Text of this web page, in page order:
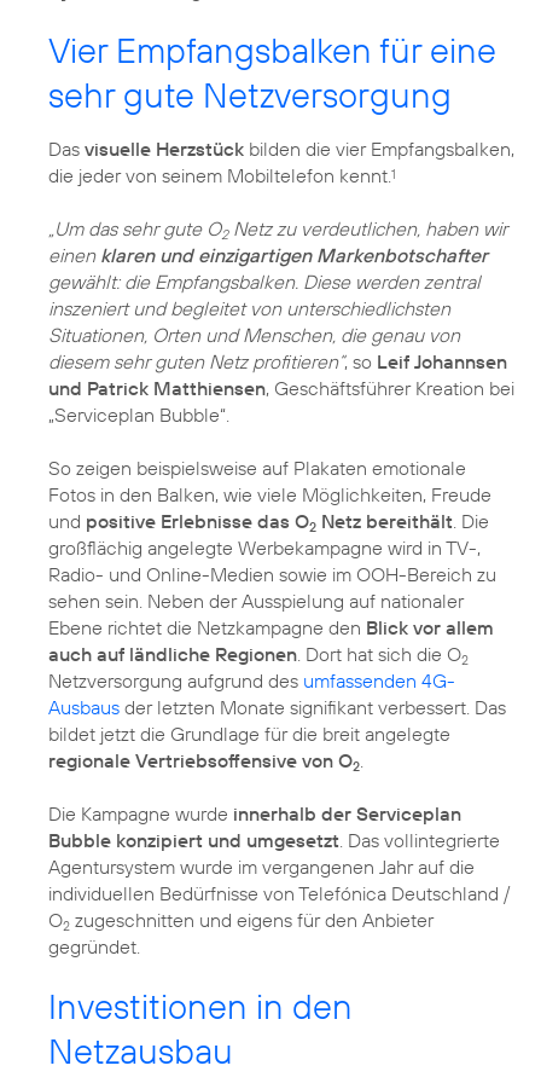
Vier Empfangsbalken für eine
sehr gute Netzversorgung
Das visuelle Herzstück bilden die vier Empfangsbalken,
die jeder von seinem Mobiltelefon kennt.1
„Um das sehr gute O2Netz zu verdeutlichen, haben wir
einen klaren und einzigartigen Markenbotschafter
gewählt: die Empfangsbalken. Diese werden zentral
inszeniert und begleitet von unterschiedlichsten
Situationen, Orten und Menschen, die genau von
diesem sehr guten Netz profitieren“, so Leif Johannsen
und Patrick Matthiensen, Geschäftsführer Kreation bei
„Serviceplan Bubble“.
So zeigen beispielsweise auf Plakaten emotionale
Fotos in den Balken, wie viele Möglichkeiten, Freude
und positive Erlebnisse das O2 Netz bereithält. Die
großflächig angelegte Werbekampagne wird in TV-,
Radio- und Online-Medien sowie im OOH-Bereich zu
sehen sein. Neben der Ausspielung auf nationaler
Ebene richtet die Netzkampagne den Blick vor allem
auch auf ländliche Regionen. Dort hat sich die O2
Netzversorgung aufgrund des umfassenden 4G-
Ausbaus der letzten Monate signifikant verbessert. Das
bildet jetzt die Grundlage für die breit angelegte
regionale Vertriebsoffensive von O2.
Die Kampagne wurde innerhalb der Serviceplan
Bubble konzipiert und umgesetzt. Das vollintegrierte
Agentursystem wurde im vergangenen Jahr auf die
individuellen Bedürfnisse von Telefónica Deutschland /
O2 zugeschnitten und eigens für den Anbieter
gegründet.
Investitionen in den
Netzausbau